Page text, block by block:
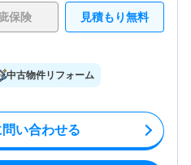
保険 見積もり無料
中古物件リフォーム
い合わせる